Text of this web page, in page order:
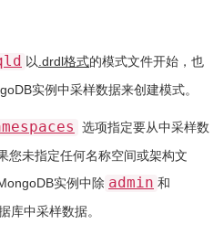
以 .drdl格式的模式文件开始，也
实例中采样数据来创建模式。
选项指定要从中采样数
您未指定任何名称空间或架构文
实例中除 admin 和
库中采样数据。